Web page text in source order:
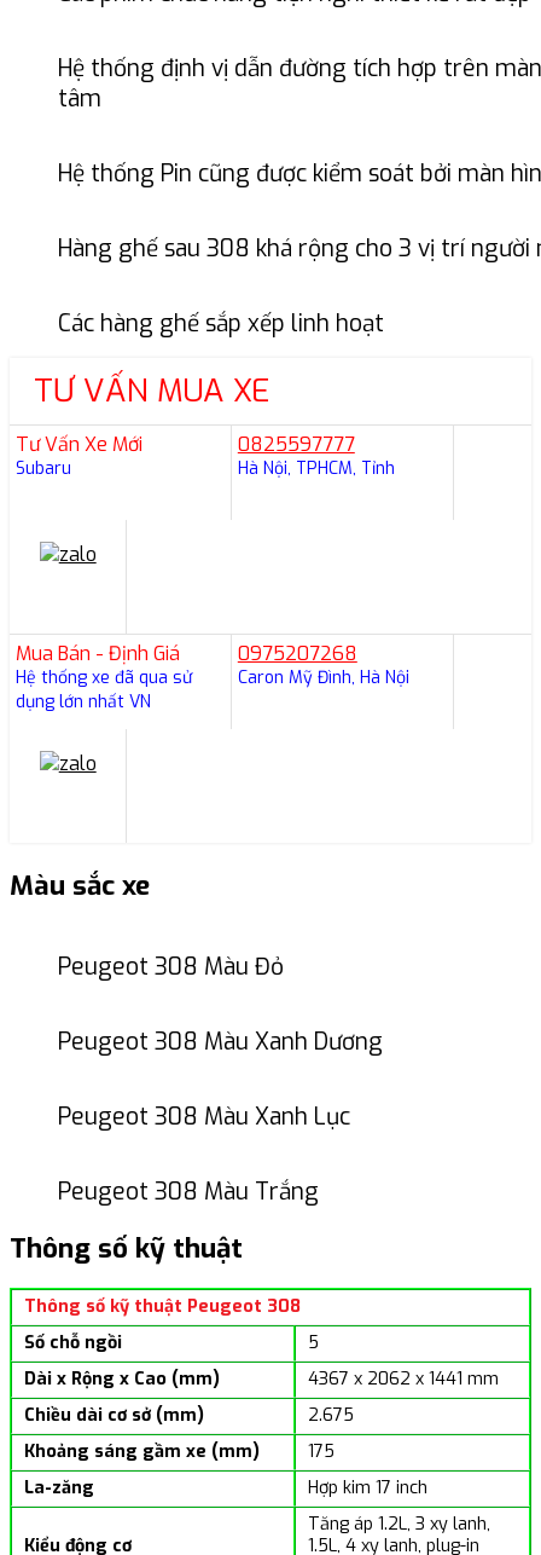
Hệ thống định vị dẫn đường tích hợp trên
tâm
Hệ thống Pin cũng được kiểm soát bởi màn
Hàng ghế sau 308 khá rộng cho 3 vị trí người
Các hàng ghế sắp xếp linh hoạt
TƯ VẤN MUA XE
Tư Vấn Xe Mới
Subaru
0825597777
Hà Nội, TPHCM, Tỉnh
Mua Bán - Định Giá
Hệ thống xe đã qua sử
dụng lớn nhất VN
0975207268
Caron Mỹ Đình, Hà Nội
Màu sắc xe
Peugeot 308 Màu Đỏ
Peugeot 308 Màu Xanh Dương
Peugeot 308 Màu Xanh Lục
Peugeot 308 Màu Trắng
Thông số kỹ thuật
Thông số kỹ thuật Peugeot 308
Số chỗ ngồi
5
Dài x Rộng x Cao (mm)
4367 x 2062 x 1441 mm
Chiều dài cơ sở (mm)
2.675
Khoảng sáng gầm xe (mm)
175
La-zăng
Hợp kim 17 inch
Kiểu động cơ
Tăng áp 1.2L, 3 xy lanh,
1.5L, 4 xy lanh, plug-in